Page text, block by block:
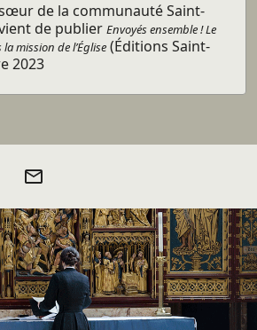
de la communauté Saint-
de publier Envoyés ensemble ! Le
mission de l’Église (Éditions Saint-
2023
Version PDF